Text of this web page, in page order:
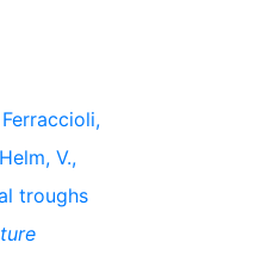
V.,
troughs